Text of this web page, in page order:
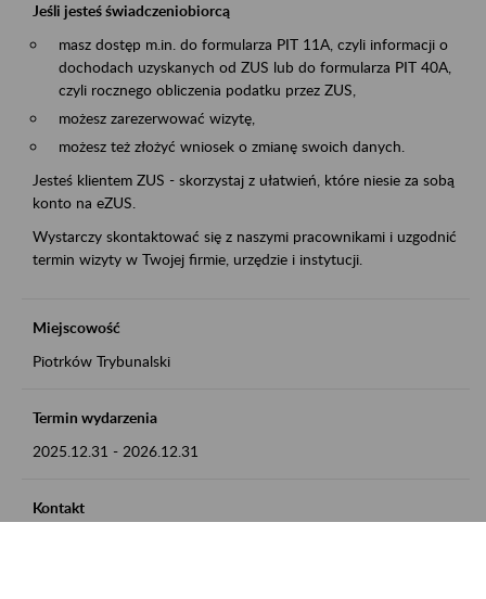
Jeśli jesteś świadczeniobiorcą
masz dostęp m.in. do formularza PIT 11A, czyli informacji o
dochodach uzyskanych od ZUS lub do formularza PIT 40A,
czyli rocznego obliczenia podatku przez ZUS,
możesz zarezerwować wizytę,
możesz też złożyć wniosek o zmianę swoich danych.
Jesteś klientem ZUS - skorzystaj z ułatwień, które niesie za sobą
konto na eZUS.
Wystarczy skontaktować się z naszymi pracownikami i uzgodnić
termin wizyty w Twojej firmie, urzędzie i instytucji.
Miejscowość
Piotrków Trybunalski
Termin wydarzenia
2025.12.31 - 2026.12.31
Kontakt